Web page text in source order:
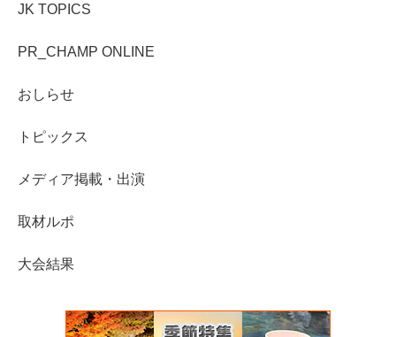
JK TOPICS
PR_CHAMP ONLINE
おしらせ
トピックス
メディア掲載・出演
取材ルポ
大会結果